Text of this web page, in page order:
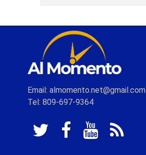
Email: almomento.net@gmail.com
Tel: 809-697-9364